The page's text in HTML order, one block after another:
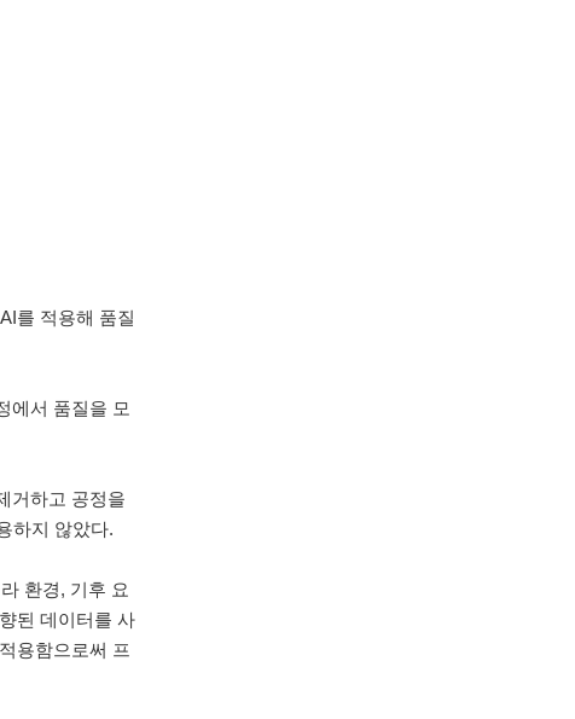
를 적용해 품질
에서 품질을 모
거하고 공정을
하지 않았다.
환경, 기후 요
된 데이터를 사
용함으로써 프